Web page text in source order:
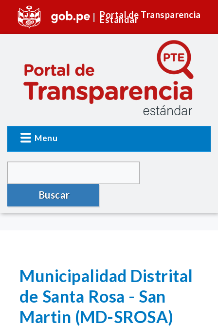
Portal de Transparencia
Estándar
Menu
Buscar
Municipalidad Distrital
de Santa Rosa - San
Martin (MD-SROSA)